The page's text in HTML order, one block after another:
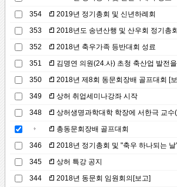
354
2019년 정기총회 및 신년하례회
353
2018년도 송년산행 및 산우회 정기총
352
2018년 축우가족 등반대회 성료
351
김명연 의원(24.사) 초청 축산업 발전
350
2018년 제8회 동문회장배 골프대회 [
349
상허 취업세미나강좌 시작
348
상허생명과학대학 학장에 서한극 교수
총동문회장배 골프대회
346
2018년 정기총회 및 "축우 하나되는 날
345
상허 특강 공지
344
2018년 동문회 임원회의[보고]